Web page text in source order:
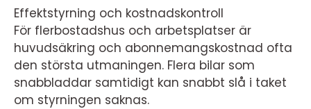
Effektstyrning och kostnadskontroll
För flerbostadshus och arbetsplatser är
huvudsäkring och abonnemangskostnad ofta
den största utmaningen. Flera bilar som
snabbladdar samtidigt kan snabbt slå i taket
om styrningen saknas.